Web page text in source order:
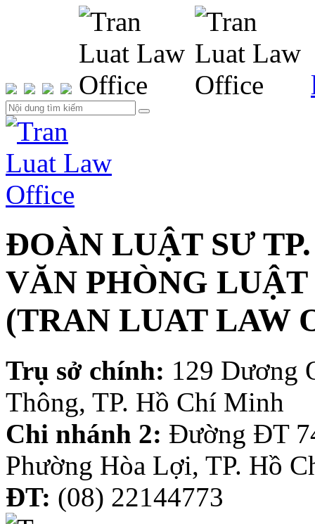
ĐOÀN LUẬT SƯ
VĂN PHÒNG
(TRAN LUAT LAW
Trụ sở chính: 129 Dương
Thông, TP. Hồ Chí Minh
Chi nhánh 2: Đường ĐT
Phường Hòa Lợi, TP. Hồ
ĐT: (08) 22144773